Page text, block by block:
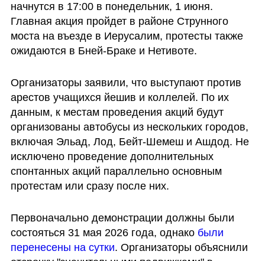
начнутся в 17:00 в понедельник, 1 июня.
Главная акция пройдет в районе Струнного
моста на въезде в Иерусалим, протесты также
ожидаются в Бней-Браке и Нетивоте.
Организаторы заявили, что выступают против
арестов учащихся йешив и коллелей. По их
данным, к местам проведения акций будут
организованы автобусы из нескольких городов,
включая Эльад, Лод, Бейт-Шемеш и Ашдод. Не
исключено проведение дополнительных
спонтанных акций параллельно основным
протестам или сразу после них.
Первоначально демонстрации должны были
состояться 31 мая 2026 года, однако были
перенесены на сутки. Организаторы объяснили